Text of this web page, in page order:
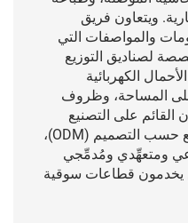
ويتعاون فريق
والمواصفات التي
لصناديق التوزيع
الكهربائية
المساحة، وظروف
القائم على التصنيع
حسب الطلب (OEM) أو التصنيع حسب التصميم (ODM)،
ومتعهِّدي ومُدمِّجي
يخدمون قطاعات سوقية